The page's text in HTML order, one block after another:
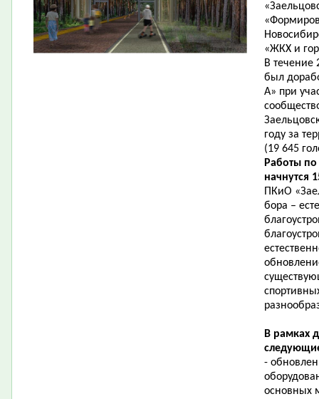
«ЖКХ и
В течение
был
А» при
году за
(19 645
Работы по
начнутся
ПКиО
бора –
В рамках
-
основных